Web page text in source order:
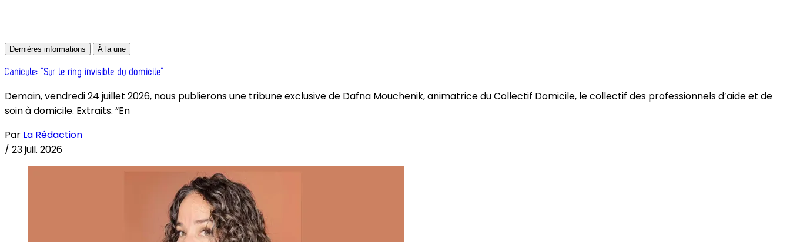
Dernières informations À la une
Canicule: “Sur le ring invisible du domicile”
Demain, vendredi 24 juillet 2026, nous publierons une tribune exclusive de Dafna Mouchenik, animatrice du Collectif Domicile, le collectif des professionnels d’aide et de
soin à domicile. Extraits. “En
Par La Rédaction
/ 23 juil. 2026